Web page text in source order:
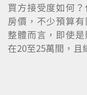
買方接受度如何
房價，不少預算
整體而言，即使
在20至25萬間，且